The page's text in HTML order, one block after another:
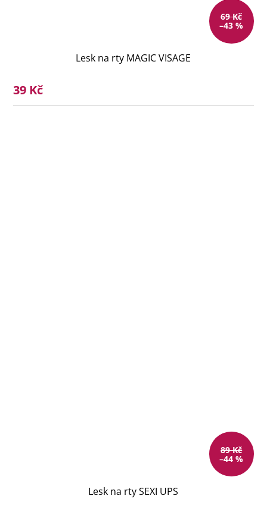
69 Kč
–43 %
Lesk na rty MAGIC VISAGE
39 Kč
89 Kč
–44 %
Lesk na rty SEXI UPS